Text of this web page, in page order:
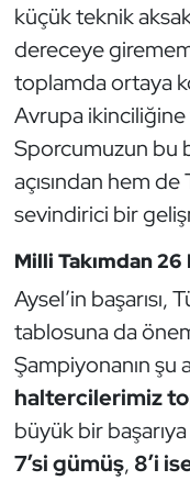
küçük teknik
dereceye
toplamda ortaya
Avrupa ikinciliğine
Sporcumuzun bu
açısından hem
sevindirici bir
Milli Takımdan 26
Aysel’in
tablosuna da
Şampiyonanın
haltercilerimiz
büyük bir
7’si gümüş, 8’i
Kempo
Kick Boks
Kürek
Masa Tenisi
Motor Sporları
Muay Thai
Okçuluk
Optimist